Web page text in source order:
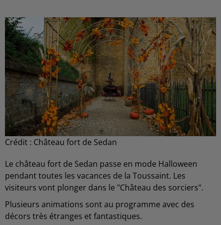
Crédit : Château fort de Sedan
Le château fort de Sedan passe en mode Halloween
pendant toutes les vacances de la Toussaint. Les
visiteurs vont plonger dans le "Château des sorciers".
Plusieurs animations sont au programme avec des
décors très étranges et fantastiques.